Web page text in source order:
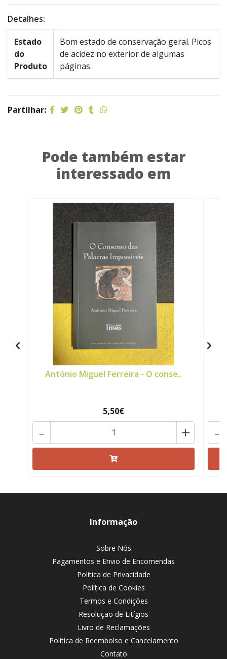
Detalhes:
Estado
do
Produto
Bom estado de conservação geral. Picos
de acidez no exterior de algumas
páginas.
Partilhar:
Pode também estar
interessado em
António Miguel Ferreira - O conse..
5,50€
+
- -
Informação
Sobre Nós
Pagamentos e Envio de Encomendas
Política de Privacidade
Política de Cookies
Termos e Condições
Resolução de Litígios
Livro de Reclamações
Política de Reembolso e Cancelamento
Contato